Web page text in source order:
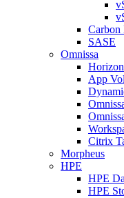
Carbon
SASE
Omnissa
Horizon
App
Citrix
Morpheus
HPE
HPE
HPE